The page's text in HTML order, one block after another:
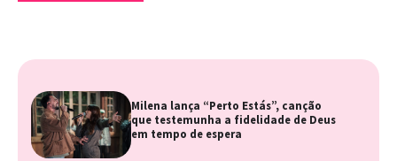
Milena lança “Perto Estás”, canção
que testemunha a fidelidade de Deus
em tempo de espera